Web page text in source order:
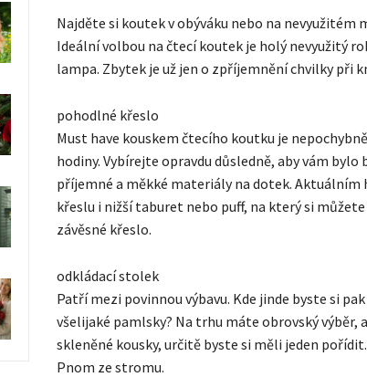
Najděte si koutek v obýváku nebo na nevyužitém
Ideální volbou na čtecí koutek je holý nevyužitý
lampa. Zbytek je už jen o zpříjemnění chvilky při
pohodlné křeslo
Must have kouskem čtecího koutku je
hodiny. Vybírejte opravdu důsledně, aby vám
příjemné a měkké materiály na dotek.
křeslu i nižší taburet nebo puff, na který si
závěsné křeslo.
odkládací stolek
Patří mezi povinnou výbavu. Kde jinde byste si
všelijaké pamlsky? Na trhu máte obrovský výběr,
skleněné kousky, určitě byste si měli jeden
Pnom ze stromu.